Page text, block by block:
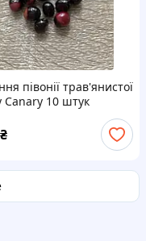
півонії трав'янистої
Canary 10 штук
₴